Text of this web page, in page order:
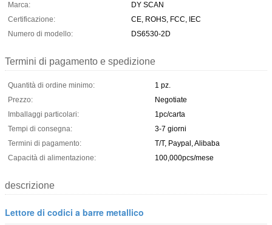
Marca:
DY SCAN
Certificazione:
CE, ROHS, FCC, IEC
Numero di modello:
DS6530-2D
Termini di pagamento e spedizione
Quantità di ordine minimo:
1 pz.
Prezzo:
Negotiate
Imballaggi particolari:
1pc/carta
Tempi di consegna:
3-7 giorni
Termini di pagamento:
T/T, Paypal, Alibaba
Capacità di alimentazione:
100,000pcs/mese
descrizione
Lettore di codici a barre metallico